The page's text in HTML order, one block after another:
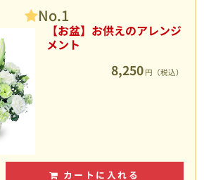
No.1
【お盆】お供えのアレンジ
メント
8,250 円（税込）
カートに入れる